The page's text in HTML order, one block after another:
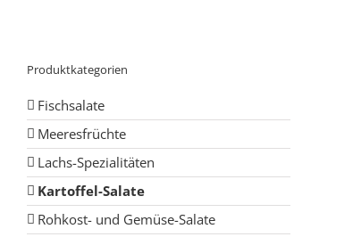
Produktkategorien
Fischsalate
Meeresfrüchte
Lachs-Spezialitäten
Kartoffel-Salate
Rohkost- und Gemüse-Salate